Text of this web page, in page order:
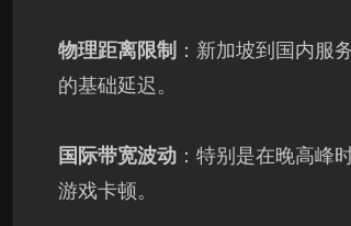
物理距离限制 ：新加坡到国内服
的基础延迟。
国际带宽波动 ：特别是在晚高
游戏卡顿。